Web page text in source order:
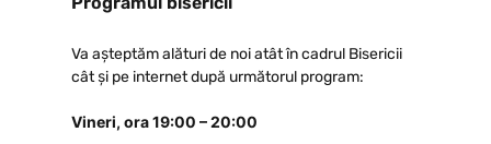
Va așteptăm alături de noi atât în cadrul Bisericii
cât și pe internet după următorul program:
Vineri, ora 19:00 – 20:00